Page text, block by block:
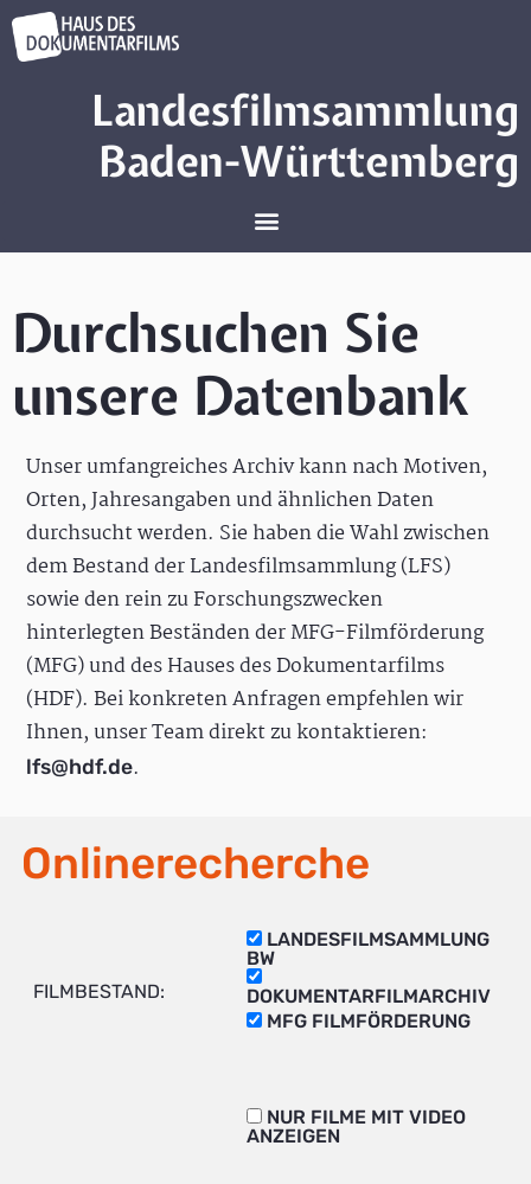
Landesfilmsammlung
Baden-Württemberg
Durchsuchen Sie
unsere Datenbank
Unser umfangreiches Archiv kann nach Motiven,
Orten, Jahresangaben und ähnlichen Daten
durchsucht werden. Sie haben die Wahl zwischen
dem Bestand der Landesfilmsammlung (LFS)
sowie den rein zu Forschungszwecken
hinterlegten Beständen der MFG-Filmförderung
(MFG) und des Hauses des Dokumentarfilms
(HDF). Bei konkreten Anfragen empfehlen wir
Ihnen, unser Team direkt zu kontaktieren:
lfs@hdf.de.
Onlinerecherche
FILMBESTAND:
LANDESFILMSAMMLUNG
BW
DOKUMENTARFILMARCHIV
MFG FILMFÖRDERUNG
NUR FILME MIT VIDEO
ANZEIGEN